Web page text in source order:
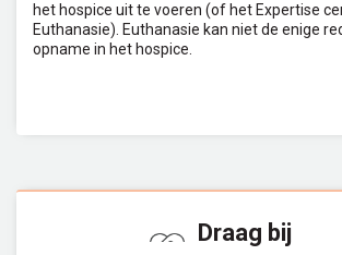
het hospice uit te voeren (of het Expertise
Euthanasie). Euthanasie kan niet de enige
opname in het hospice.
Draag bij